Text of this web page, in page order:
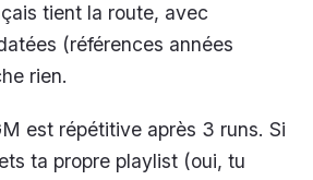
tient la route, avec
(références années
rien.
est répétitive après 3 runs. Si
ta propre playlist (oui, tu